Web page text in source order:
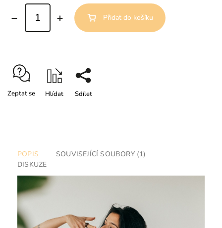
Přidat do košíku
Zeptat se Hlídat Sdílet
POPIS
SOUVISEJÍCÍ SOUBORY (1)
DISKUZE